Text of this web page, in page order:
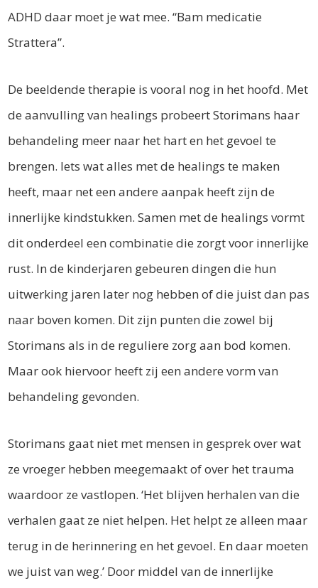
ADHD daar moet je wat mee. “Bam medicatie
Strattera”.
De beeldende therapie is vooral nog in het hoofd. Met
de aanvulling van healings probeert Storimans haar
behandeling meer naar het hart en het gevoel te
brengen. Iets wat alles met de healings te maken
heeft, maar net een andere aanpak heeft zijn de
innerlijke kindstukken. Samen met de healings vormt
dit onderdeel een combinatie die zorgt voor innerlijke
rust. In de kinderjaren gebeuren dingen die hun
uitwerking jaren later nog hebben of die juist dan pas
naar boven komen. Dit zijn punten die zowel bij
Storimans als in de reguliere zorg aan bod komen.
Maar ook hiervoor heeft zij een andere vorm van
behandeling gevonden.
Storimans gaat niet met mensen in gesprek over wat
ze vroeger hebben meegemaakt of over het trauma
waardoor ze vastlopen. ‘Het blijven herhalen van die
verhalen gaat ze niet helpen. Het helpt ze alleen maar
terug in de herinnering en het gevoel. En daar moeten
we juist van weg.’ Door middel van de innerlijke